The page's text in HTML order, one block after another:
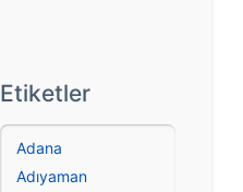
Etiketler
Adana
Adıyaman